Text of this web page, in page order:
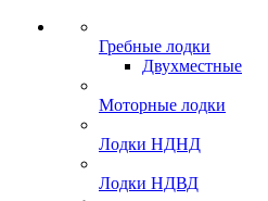
Гребные лодки
Двухместные
Моторные лодки
Лодки НДНД
Лодки НДВД